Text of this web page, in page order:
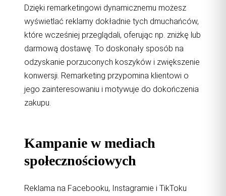
Dzięki remarketingowi dynamicznemu możesz
wyświetlać reklamy dokładnie tych dmuchańców,
które wcześniej przeglądali, oferując np. zniżkę lub
darmową dostawę. To doskonały sposób na
odzyskanie porzuconych koszyków i zwiększenie
konwersji. Remarketing przypomina klientowi o
jego zainteresowaniu i motywuje do dokończenia
zakupu.
Kampanie w mediach
społecznościowych
Reklama na Facebooku, Instagramie i TikToku